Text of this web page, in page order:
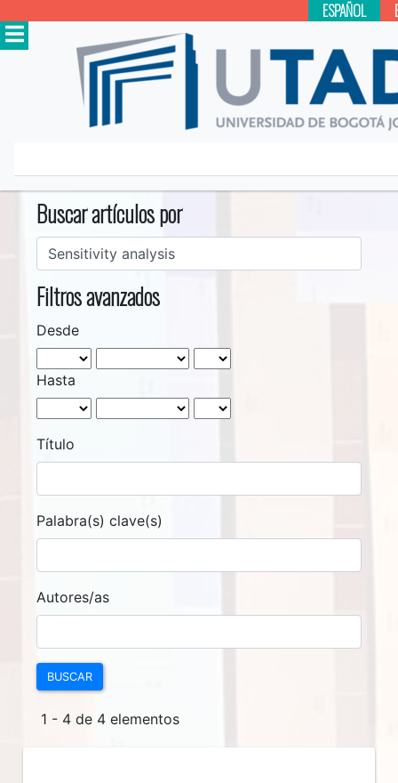
ESPAÑOL
Buscar artículos por
Filtros avanzados
Desde
Hasta
Título
Palabra(s) clave(s)
Autores/as
BUSCAR
1 - 4 de 4 elementos